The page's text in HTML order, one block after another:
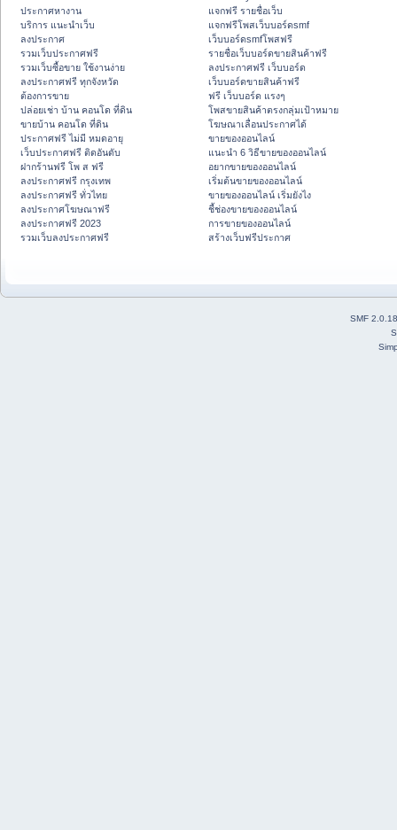
ประกาศหางาน
บริการ แนะนำเว็บ
ลงประกาศ
รวมเว็บประกาศฟรี
รวมเว็บซื้อขาย ใช้งานง่าย
ลงประกาศฟรี ทุกจังหวัด
ต้องการขาย
ปล่อยเช่า บ้าน คอนโด ที่ดิน
ขายบ้าน คอนโด ที่ดิน
ประกาศฟรี ไม่มี หมดอายุ
เว็บประกาศฟรี ติดอันดับ
ฝากร้านฟรี โพ ส ฟรี
ลงประกาศฟรี กรุงเทพ
ลงประกาศฟรี ทั่วไทย
ลงประกาศโฆษณาฟรี
ลงประกาศฟรี 2023
รวมเว็บลงประกาศฟรี
แจกฟรี รายชื่อเว็บ
แจกฟรีโพสเว็บบอร์ดsmf
เว็บบอร์ดsmfโพสฟรี
รายชื่อเว็บบอร์ดขายสินค้าฟรี
ลงประกาศฟรี เว็บบอร์ด
เว็บบอร์ดขายสินค้าฟรี
ฟรี เว็บบอร์ด แรงๆ
โพสขายสินค้าตรงกลุ่มเป้าหมาย
โฆษณาเลื่อนประกาศได้
ขายของออนไลน์
แนะนำ 6 วิธีขายของออนไลน์
อยากขายของออนไลน์
เริ่มต้นขายของออนไลน์
ขายของออนไลน์ เริ่มยังไง
ชี้ช่องขายของออนไลน์
การขายของออนไลน์
สร้างเว็บฟรีประกาศ
SMF 2.0.18